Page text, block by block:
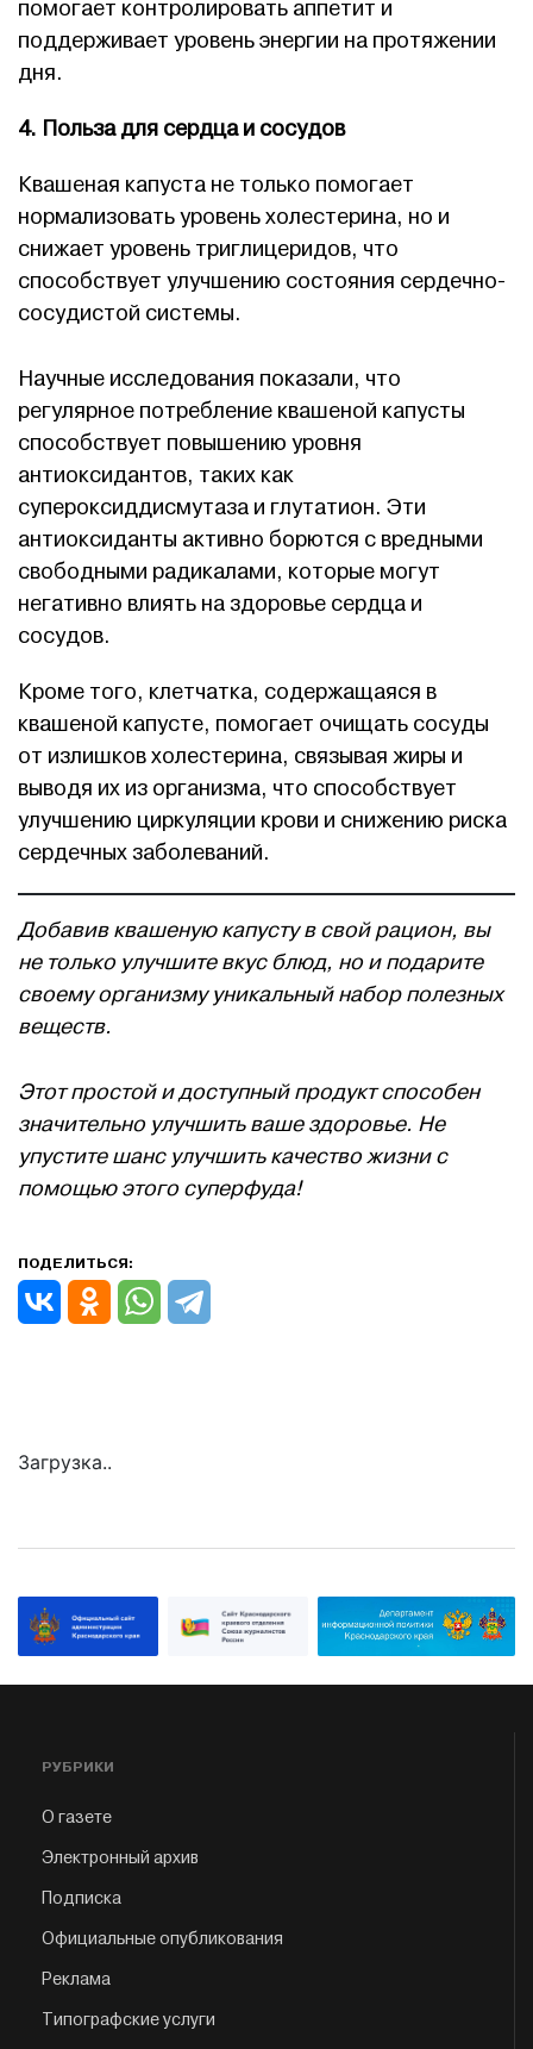
помогает контролировать аппетит и
поддерживает уровень энергии на протяжении
дня.
4. Польза для сердца и сосудов
Квашеная капуста не только помогает
нормализовать уровень холестерина, но и
снижает уровень триглицеридов, что
способствует улучшению состояния сердечно-
сосудистой системы.
Научные исследования показали, что
регулярное потребление квашеной капусты
способствует повышению уровня
антиоксидантов, таких как
супероксиддисмутаза и глутатион. Эти
антиоксиданты активно борются с вредными
свободными радикалами, которые могут
негативно влиять на здоровье сердца и
сосудов.
Кроме того, клетчатка, содержащаяся в
квашеной капусте, помогает очищать сосуды
от излишков холестерина, связывая жиры и
выводя их из организма, что способствует
улучшению циркуляции крови и снижению риска
сердечных заболеваний.
Добавив квашеную капусту в свой рацион, вы
не только улучшите вкус блюд, но и подарите
своему организму уникальный набор полезных
веществ.
Этот простой и доступный продукт способен
значительно улучшить ваше здоровье. Не
упустите шанс улучшить качество жизни с
помощью этого суперфуда!
ПОДЕЛИТЬСЯ:
Загрузка..
РУБРИКИ
О газете
Электронный архив
Подписка
Официальные опубликования
Реклама
Типографские услуги